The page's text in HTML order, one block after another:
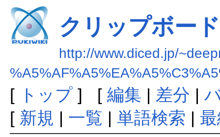
クリップボー
http://www.diced.jp/
[ トップ] [ 編集 | 差分 |
[ 新規 | 一覧 | 単語検索 |